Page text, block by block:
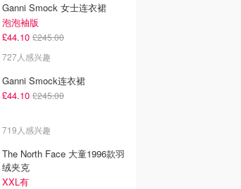
Ganni Smock 女士连衣裙
泡泡袖版
£44.10 £245.00
727人感兴趣
Ganni Smock连衣裙
£44.10 £245.00
719人感兴趣
The North Face 大童1996款羽
绒夹克
XXL有